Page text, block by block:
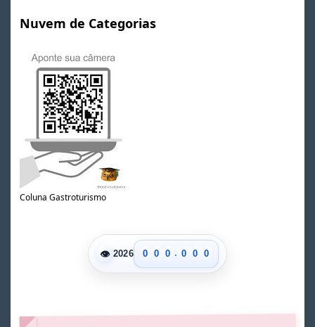
Nuvem de Categorias
Coluna Gastroturismo
👁 2026
0
1
0
1
0
1
. 0
1
0
1
0
1